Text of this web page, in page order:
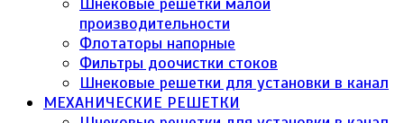
производительности
Флотаторы напорные
Фильтры доочистки стоков
Шнековые решетки для установки в канал
МЕХАНИЧЕСКИЕ РЕШЕТКИ